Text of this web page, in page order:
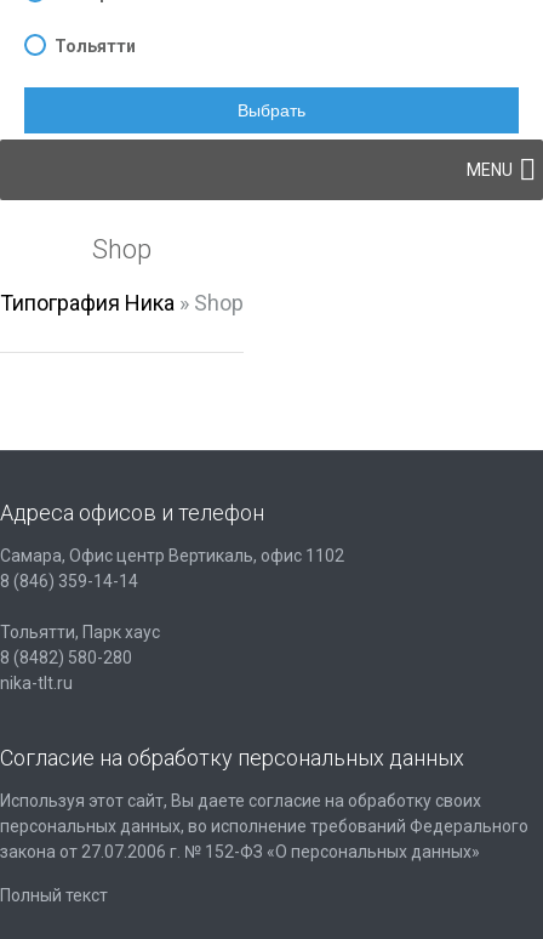
Тольятти
Выбрать
MENU
Shop
Типография Ника » Shop
Адреса офисов и телефон
Самара, Офис центр Вертикаль, офис 1102
8 (846) 359-14-14
Тольятти, Парк хаус
8 (8482) 580-280
nika-tlt.ru
Согласие на обработку персональных данных
Используя этот сайт, Вы даете согласие на обработку своих
персональных данных, во исполнение требований Федерального
закона от 27.07.2006 г. № 152-ФЗ «О персональных данных»
Полный текст